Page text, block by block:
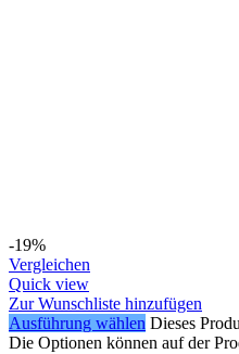
-19%
Vergleichen
Quick view
Zur Wunschliste hinzufügen
Ausführung wählen Dieses
Die Optionen können auf der